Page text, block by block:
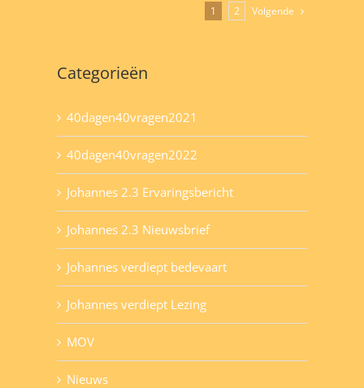
1 2 Volgende
Categorieën
40dagen40vragen2021
40dagen40vragen2022
Johannes 2.3 Ervaringsbericht
Johannes 2.3 Nieuwsbrief
Johannes verdiept bedevaart
Johannes verdiept Lezing
MOV
Nieuws